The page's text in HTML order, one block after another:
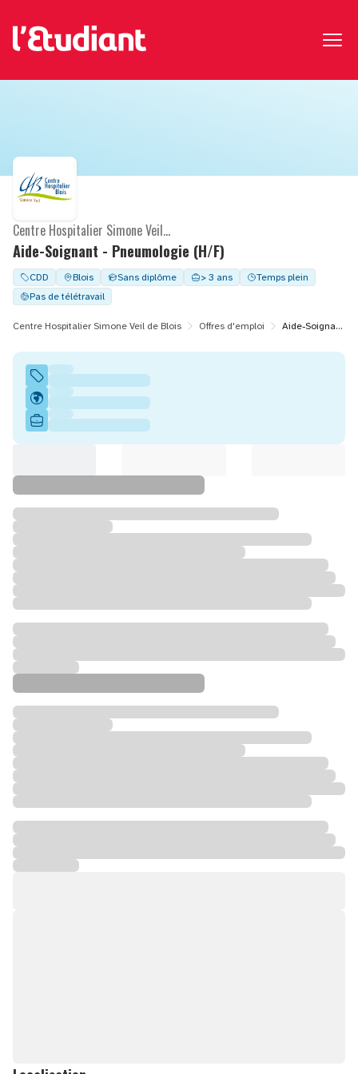
Aide-Soignant - Pneumologie (H/F)
Centre Hospitalier Simone Veil de Blois
CDD Blois Sans diplôme > 3 ans
Temps plein
Pas de télétravail
Centre Hospitalier Simone Veil de Blois Offres d'emploi Aide-Soignant - Pneumologie (H/F)